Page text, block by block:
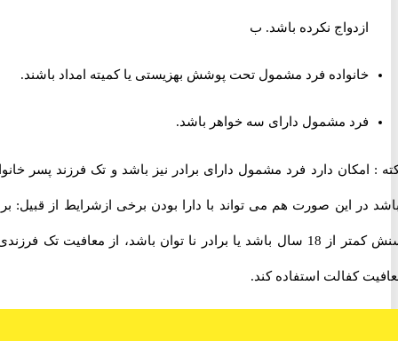
ازدواج نکرده باشد. ب
خانواده فرد مشمول تحت پوشش بهزیستی یا کمیته امداد باشند.
فرد مشمول دارای سه خواهر باشد.
امکان دارد فرد مشمول دارای برادر نیز باشد و تک فرزند پسر خانواده
در این صورت هم می تواند با دارا بودن برخی ازشرایط از قبیل: برادر
سنش کمتر از 18 سال باشد یا برادر نا توان باشد، از معافیت تک فرزندی یا
کفالت استفاده کند.